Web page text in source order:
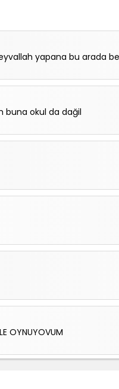
yapana bu arada
buna okul da dağil
OYNUYOVUM